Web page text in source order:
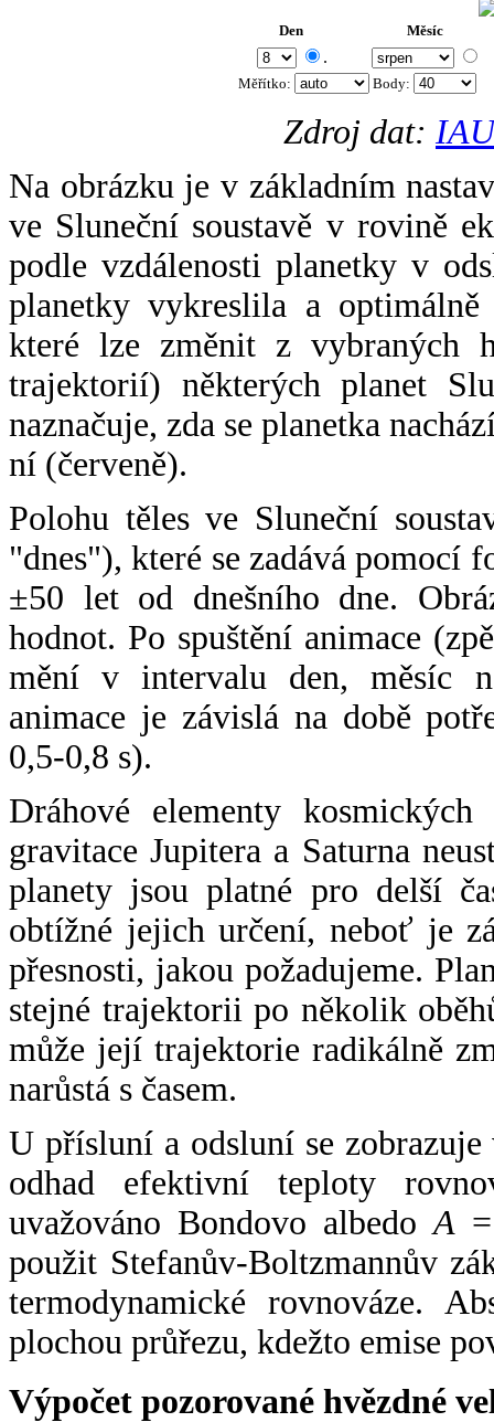
Den Měsíc
.
Měřítko: Body:
Zdroj dat:
Na obrázku je v základním
ve Sluneční soustavě v rovině
podle vzdálenosti planetky v
planetky vykreslila a
které lze změnit z vybraných
trajektorií) některých planet
naznačuje, zda se planetka
ní (červeně).
Polohu těles ve Sluneční
"dnes"), které se zadává pomocí
±50 let od dnešního dne.
hodnot. Po spuštění animace
mění v intervalu den, měsíc
animace je závislá na době
0,5-0,8 s).
Dráhové elementy
gravitace Jupitera a Saturna
planety jsou platné pro delší
obtížné jejich určení, neboť je
přesnosti, jakou požadujeme.
stejné trajektorii po několik
může její trajektorie radikálně
narůstá s časem.
U přísluní a odsluní se
odhad efektivní teploty
uvažováno Bondovo albedoA
použit Stefanův-Boltzmannův
termodynamické rovnováze.
plochou průřezu, kdežto emise
Výpočet pozorované hvězdné